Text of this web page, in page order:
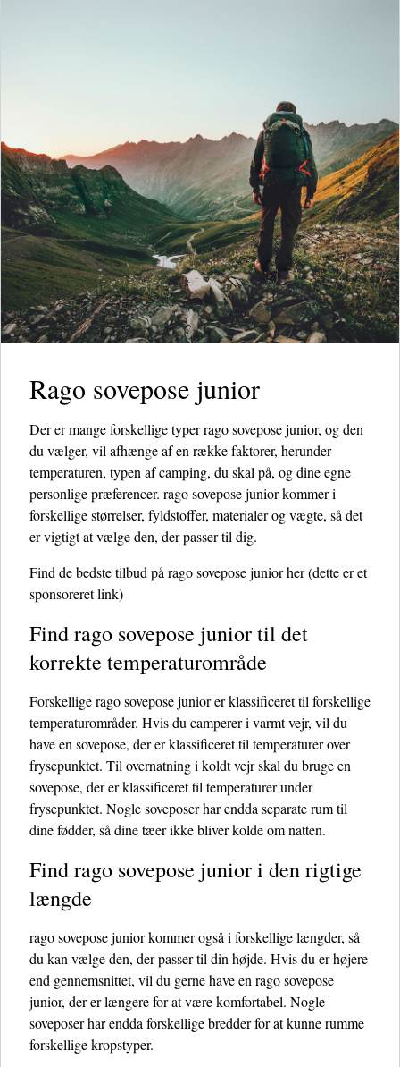
Rago sovepose junior
Der er mange forskellige typer rago sovepose junior, og den
du vælger, vil afhænge af en række faktorer, herunder
temperaturen, typen af ​​camping, du skal på, og dine egne
personlige præferencer. rago sovepose junior kommer i
forskellige størrelser, fyldstoffer, materialer og vægte, så det
er vigtigt at vælge den, der passer til dig.
Find de bedste tilbud på rago sovepose junior her(dette er et
sponsoreret link)
Find rago sovepose junior til det
korrekte temperaturområde
Forskellige rago sovepose junior er klassificeret til forskellige
temperaturområder. Hvis du camperer i varmt vejr, vil du
have en sovepose, der er klassificeret til temperaturer over
frysepunktet. Til overnatning i koldt vejr skal du bruge en
sovepose, der er klassificeret til temperaturer under
frysepunktet. Nogle soveposer har endda separate rum til
dine fødder, så dine tæer ikke bliver kolde om natten.
Find rago sovepose junior i den rigtige
længde
rago sovepose junior kommer også i forskellige længder, så
du kan vælge den, der passer til din højde. Hvis du er højere
end gennemsnittet, vil du gerne have en rago sovepose
junior, der er længere for at være komfortabel. Nogle
soveposer har endda forskellige bredder for at kunne rumme
forskellige kropstyper.